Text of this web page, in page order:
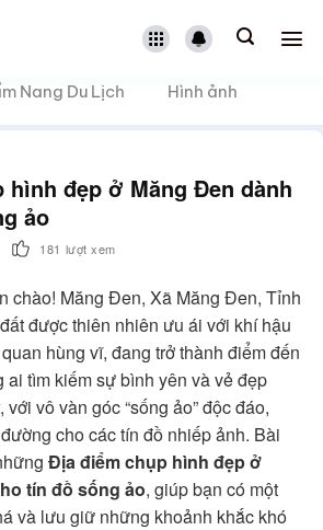
Nang Du Lịch Hình ảnh
đẹp ở Măng Đen dành
ảo
181 lượt xem
chào! Măng Đen, Xã Măng Đen, Tỉnh
được thiên nhiên ưu ái với khí hậu
hùng vĩ, đang trở thành điểm đến
ai tìm kiếm sự bình yên và vẻ đẹp
vô vàn góc “sống ảo” độc đáo,
cho các tín đồ nhiếp ảnh. Bài
Địa điểm chụp hình đẹp ở
tín đồ sống ảo, giúp bạn có một
và lưu giữ những khoảnh khắc khó